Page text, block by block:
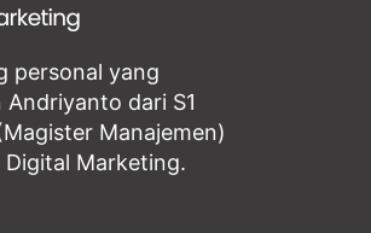
personal yang
dari S1
Manajemen)
Marketing.